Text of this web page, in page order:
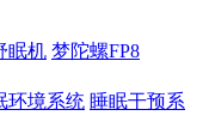
眠机 梦陀螺FP8
环境系统 睡眠干预系